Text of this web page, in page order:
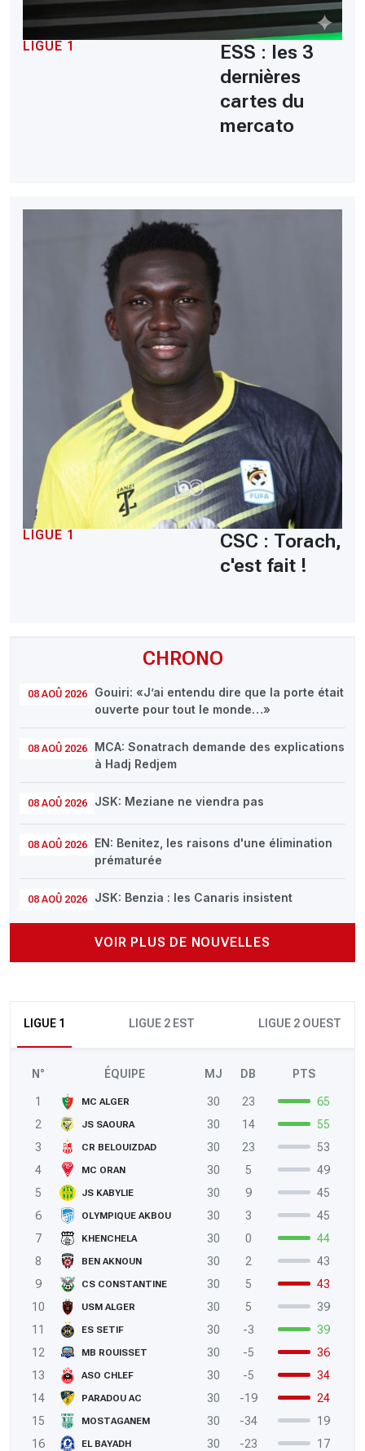
CHRONO
08 AOÛ 2026
Gouiri: «J’ai entendu dire que la porte était
ouverte pour tout le monde…»
08 AOÛ 2026
MCA: Sonatrach demande des explications
à Hadj Redjem
08 AOÛ 2026 JSK: Meziane ne viendra pas
08 AOÛ 2026
EN: Benitez, les raisons d'une élimination
prématurée
08 AOÛ 2026 JSK: Benzia : les Canaris insistent
VOIR PLUS DE NOUVELLES
LIGUE 1 LIGUE 2 EST LIGUE 2 OUEST
N° ÉQUIPE MJ DB PTS
1 MC ALGER 30 23
65
2
JS SAOURA 30 14
55
3
CR BELOUIZDAD 30 23
53
4
MC ORAN 30 5
49
5
JS KABYLIE 30 9
45
6
OLYMPIQUE AKBOU 30 3
45
7
KHENCHELA 30 0
44
8
BEN AKNOUN 30 2
43
9
CS CONSTANTINE 30 5
43
10
USM ALGER 30 5
39
11
ES SETIF 30 -3
39
12
MB ROUISSET 30 -5
36
13
ASO CHLEF 30 -5
34
14
PARADOU AC 30 -19
24
15
MOSTAGANEM 30 -34
19
16
EL BAYADH 30 -23 17
LIGUE 1
ESS : les 3
dernières
cartes du
mercato
LIGUE 1
CSC : Torach,
c'est fait !